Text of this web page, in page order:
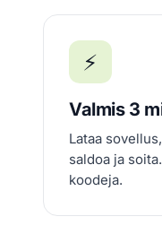
⚡
Valmis 3
Lataa
saldoa ja
koodeja.